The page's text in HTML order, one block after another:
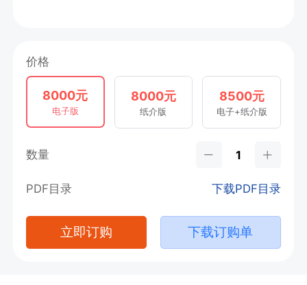
价格
8000元
电子版
8000元
纸介版
8500元
电子+纸介版
数量
PDF目录 下载PDF目录
立即订购 下载订购单